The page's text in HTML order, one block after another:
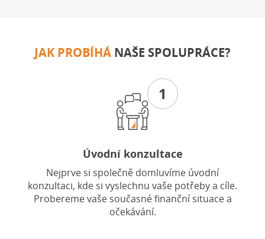
JAK PROBÍHÁ NAŠE SPOLUPRÁCE?
1
Úvodní konzultace
Nejprve si společně domluvíme úvodní
konzultaci, kde si vyslechnu vaše potřeby a cíle.
Probereme vaše současné finanční situace a
očekávání.